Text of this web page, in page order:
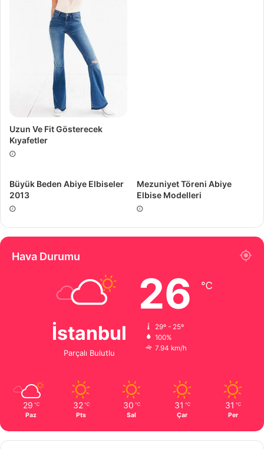
Uzun Ve Fit Gösterecek
Kıyafetler
Büyük Beden Abiye Elbiseler
2013
Mezuniyet Töreni Abiye
Elbise Modelleri
Hava Durumu
İstanbul
Parçalı Bulutlu
26 ℃
29º - 25º
100%
7.94 km/h
29 ℃
Paz
32 ℃
Pts
30 ℃
Sal
31 ℃
Çar
31 ℃
Per